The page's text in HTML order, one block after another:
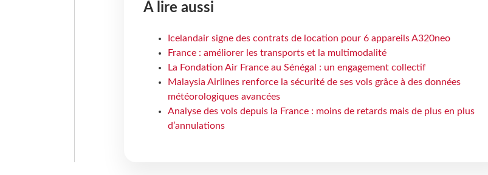
À lire aussi
Icelandair signe des contrats de location pour 6 appareils A320neo
France : améliorer les transports et la multimodalité
La Fondation Air France au Sénégal : un engagement collectif
Malaysia Airlines renforce la sécurité de ses vols grâce à des données
météorologiques avancées
Analyse des vols depuis la France : moins de retards mais de plus en plus
d’annulations